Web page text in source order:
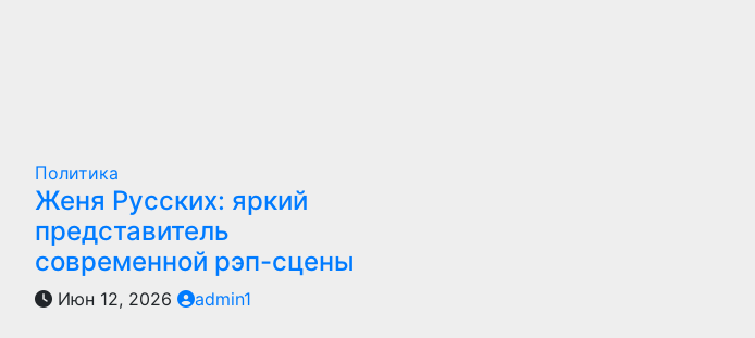
Политика
Женя Русских: яркий
представитель
современной рэп-сцены
Июн 12, 2026 admin1